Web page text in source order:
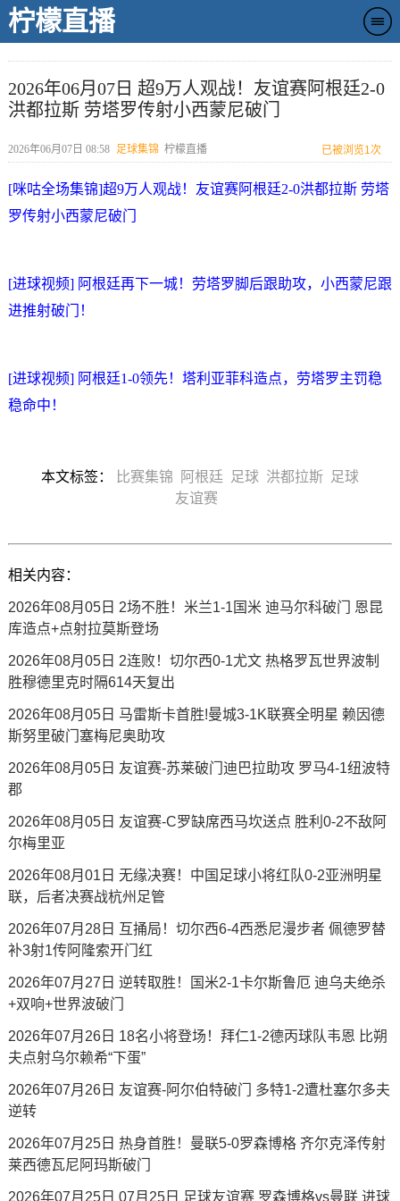
柠檬直播
2026年06月07日 超9万人观战！友谊赛阿根廷2-0
洪都拉斯 劳塔罗传射小西蒙尼破门
2026年06月07日 08:58 足球集锦 柠檬直播 已被浏览1次
[咪咕全场集锦]超9万人观战！友谊赛阿根廷2-0洪都拉斯 劳塔
罗传射小西蒙尼破门
[进球视频] 阿根廷再下一城！劳塔罗脚后跟助攻，小西蒙尼跟
进推射破门！
[进球视频] 阿根廷1-0领先！塔利亚菲科造点，劳塔罗主罚稳
稳命中！
本文标签： 比赛集锦 阿根廷 足球 洪都拉斯 足球
友谊赛
相关内容：
2026年08月05日 2场不胜！米兰1-1国米 迪马尔科破门 恩昆
库造点+点射拉莫斯登场
2026年08月05日 2连败！切尔西0-1尤文 热格罗瓦世界波制
胜穆德里克时隔614天复出
2026年08月05日 马雷斯卡首胜!曼城3-1K联赛全明星 赖因德
斯努里破门塞梅尼奥助攻
2026年08月05日 友谊赛-苏莱破门迪巴拉助攻 罗马4-1纽波特
郡
2026年08月05日 友谊赛-C罗缺席西马坎送点 胜利0-2不敌阿
尔梅里亚
2026年08月01日 无缘决赛！中国足球小将红队0-2亚洲明星
联，后者决赛战杭州足管
2026年07月28日 互捅局！切尔西6-4西悉尼漫步者 佩德罗替
补3射1传阿隆索开门红
2026年07月27日 逆转取胜！国米2-1卡尔斯鲁厄 迪乌夫绝杀
+双响+世界波破门
2026年07月26日 18名小将登场！拜仁1-2德丙球队韦恩 比朔
夫点射乌尔赖希“下蛋”
2026年07月26日 友谊赛-阿尔伯特破门 多特1-2遭杜塞尔多夫
逆转
2026年07月25日 热身首胜！曼联5-0罗森博格 齐尔克泽传射
莱西德瓦尼阿玛斯破门
2026年07月25日 07月25日 足球友谊赛 罗森博格vs曼联 进球